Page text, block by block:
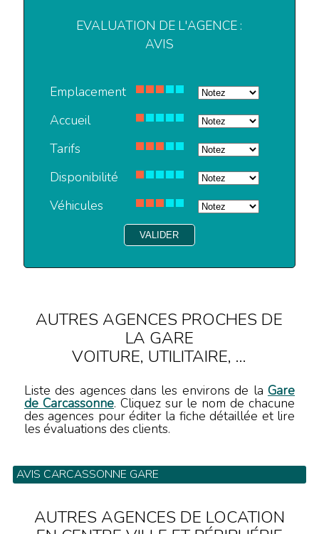
EVALUATION DE L'AGENCE :
AVIS
Emplacement
Accueil
Tarifs
Disponibilité
Véhicules
AUTRES AGENCES PROCHES DE
LA GARE
VOITURE, UTILITAIRE, ...
Liste des agences dans les environs de laGare
de Carcassonne. Cliquez sur le nom de chacune
des agences pour éditer la fiche détaillée et lire
les évaluations des clients.
AVIS CARCASSONNE GARE
AUTRES AGENCES DE LOCATION